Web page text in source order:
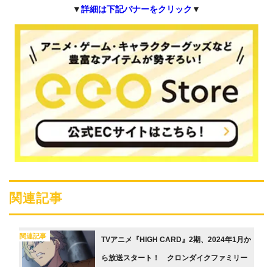
▼詳細は下記バナーをクリック ▼
関連記事
関連記事 TVアニメ『HIGH CARD』2期、2024年1月か
ら放送スタート！ クロンダイクファミリー